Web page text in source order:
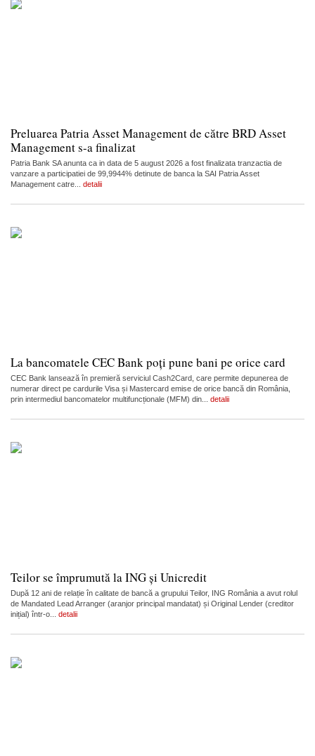
Preluarea Patria Asset Management de către BRD Asset
Management s-a finalizat
Patria Bank SA anunta ca in data de 5 august 2026 a fost finalizata tranzactia de
vanzare a participatiei de 99,9944% detinute de banca la SAI Patria Asset
Management catre... detalii
La bancomatele CEC Bank poți pune bani pe orice card
CEC Bank lansează în premieră serviciul Cash2Card, care permite depunerea de
numerar direct pe cardurile Visa și Mastercard emise de orice bancă din România,
prin intermediul bancomatelor multifuncționale (MFM) din... detalii
Teilor se împrumută la ING și Unicredit
După 12 ani de relație în calitate de bancă a grupului Teilor, ING România a avut rolul
de Mandated Lead Arranger (aranjor principal mandatat) și Original Lender (creditor
inițial) într-o... detalii